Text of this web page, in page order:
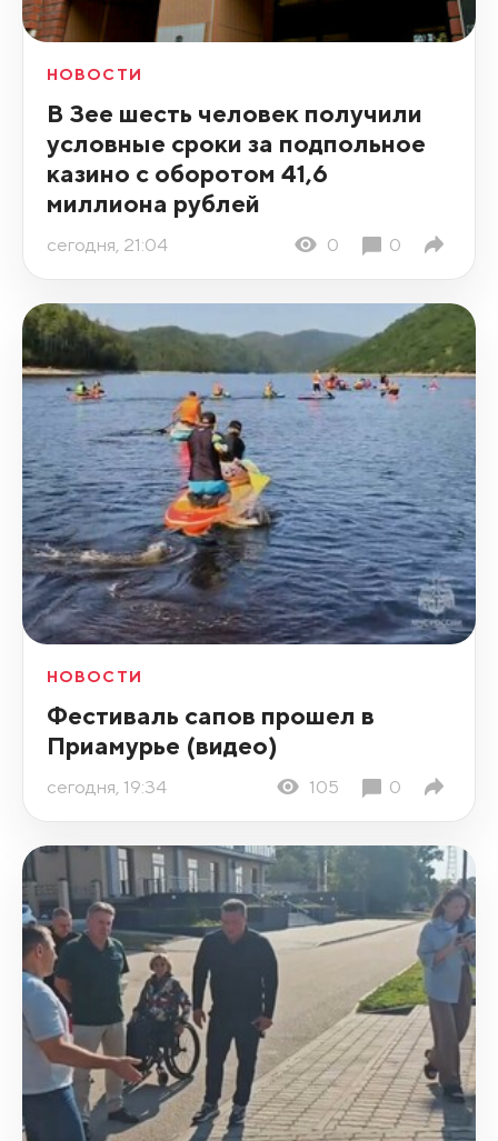
НОВОСТИ
В Зее шесть человек получили
условные сроки за подпольное
казино с оборотом 41,6
миллиона рублей
сегодня, 21:04 0 0
НОВОСТИ
Фестиваль сапов прошел в
Приамурье (видео)
сегодня, 19:34 105 0